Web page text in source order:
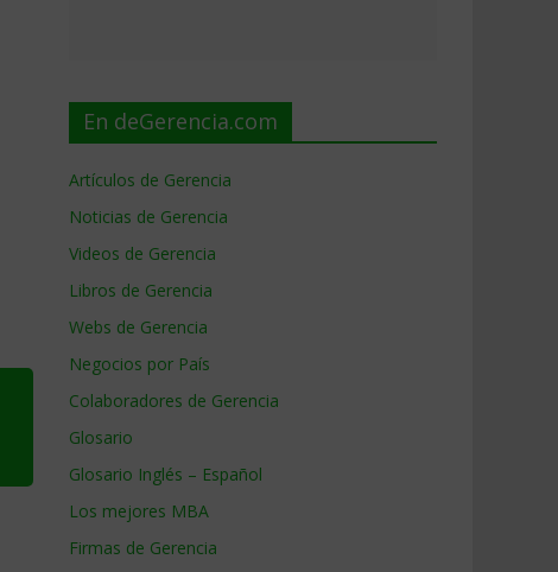
En deGerencia.com
Artículos de Gerencia
Noticias de Gerencia
Videos de Gerencia
Libros de Gerencia
Webs de Gerencia
Negocios por País
Colaboradores de Gerencia
Glosario
Glosario Inglés – Español
Los mejores MBA
Firmas de Gerencia